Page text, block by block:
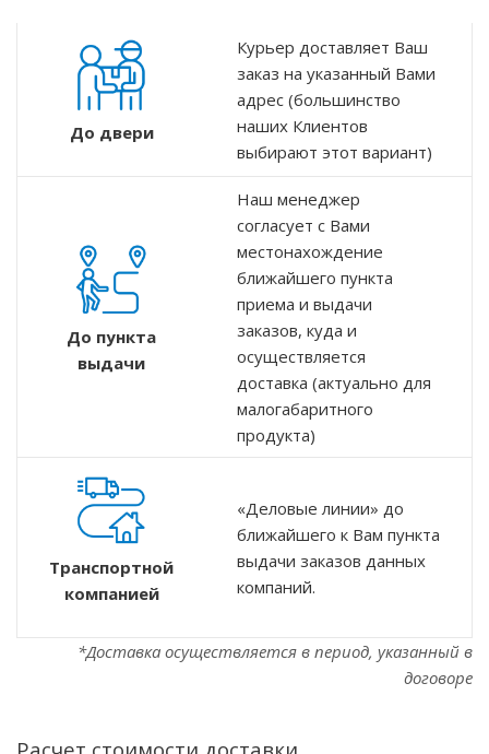
До двери
Курьер доставляет Ваш
заказ на указанный Вами
адрес (большинство
наших Клиентов
выбирают этот вариант)
До пункта
выдачи
Наш менеджер
согласует с Вами
местонахождение
ближайшего пункта
приема и выдачи
заказов, куда и
осуществляется
доставка (актуально для
малогабаритного
продукта)
Транспортной
компанией
«Деловые линии» до
ближайшего к Вам пункта
выдачи заказов данных
компаний.
*Доставка осуществляется в период, указанный в
договоре